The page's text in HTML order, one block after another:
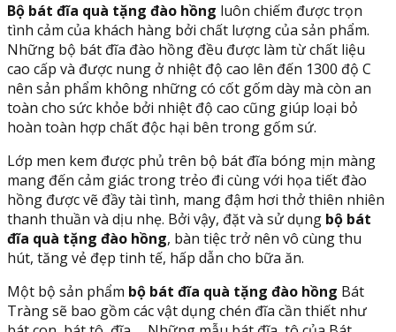
Bộ bát đĩa quà tặng đào hồng luôn chiếm được trọn
tình cảm của khách hàng bởi chất lượng của sản phẩm.
Những bộ bát đĩa đào hồng đều được làm từ chất liệu
cao cấp và được nung ở nhiệt độ cao lên đến 1300 độ C
nên sản phẩm không những có cốt gốm dày mà còn an
toàn cho sức khỏe bởi nhiệt độ cao cũng giúp loại bỏ
hoàn toàn hợp chất độc hại bên trong gốm sứ.
Lớp men kem được phủ trên bộ bát đĩa bóng mịn màng
mang đến cảm giác trong trẻo đi cùng với họa tiết đào
hồng được vẽ đầy tài tình, mang đậm hơi thở thiên nhiên
thanh thuần và dịu nhẹ. Bởi vậy, đặt và sử dụng bộ bát
đĩa quà tặng đào hồng, bàn tiệc trở nên vô cùng thu
hút, tăng vẻ đẹp tinh tế, hấp dẫn cho bữa ăn.
Một bộ sản phẩm bộ bát đĩa quà tặng đào hồng Bát
Tràng sẽ bao gồm các vật dụng chén đĩa cần thiết như